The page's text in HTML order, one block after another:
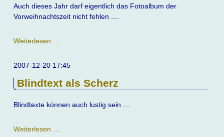
Auch dieses Jahr darf eigentlich das Fotoalbum der
Vorweihnachtszeit nicht fehlen ....
Weiterlesen …
2007-12-20 17:45
Blindtext als Scherz
Blindtexte können auch lustig sein ....
Weiterlesen …